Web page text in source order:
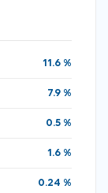
11.6 %
7.9 %
0.5 %
1.6 %
0.24 %